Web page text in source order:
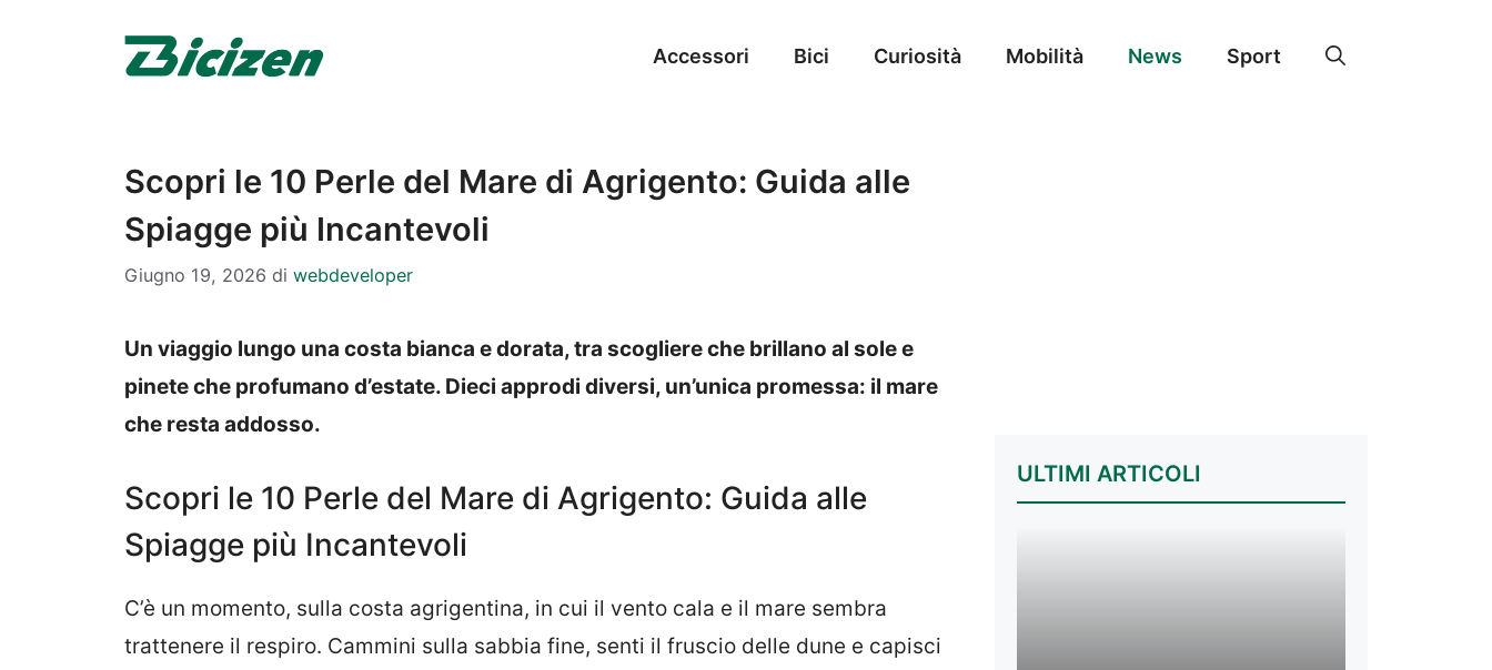
Accessori Bici Curiosità Mobilità News Sport
Scopri le 10 Perle del Mare di Agrigento: Guida alle
Spiagge più Incantevoli
Giugno 19, 2026 di webdeveloper
Un viaggio lungo una costa bianca e dorata, tra scogliere che brillano al sole e
pinete che profumano d’estate. Dieci approdi diversi, un’unica promessa: il mare
che resta addosso.
Scopri le 10 Perle del Mare di Agrigento: Guida alle
Spiagge più Incantevoli
C’è un momento, sulla costa agrigentina, in cui il vento cala e il mare sembra
trattenere il respiro. Cammini sulla sabbia fine, senti il fruscio delle dune e capisci
ULTIMI ARTICOLI